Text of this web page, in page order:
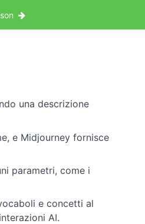
una descrizione
e Midjourney fornisce
parametri, come i
e concetti al
AI.